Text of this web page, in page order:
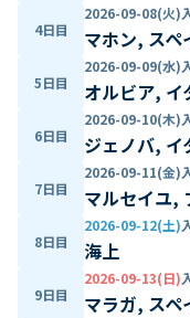
4日目
2026-09-08(火)
マホン, スペ
5日目
2026-09-09(水)
オルビア, イ
6日目
2026-09-10(木)
ジェノバ, イ
7日目
2026-09-11(金)
マルセイユ,
8日目
2026-09-12(土)
海上
9日目
2026-09-13(日)
マラガ, スペ